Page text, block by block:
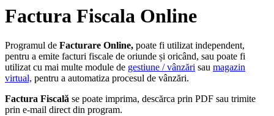
Factura Fiscala Online
Programul de Facturare Online, poate fi utilizat independent,
pentru a emite facturi fiscale de oriunde și oricând, sau poate fi
utilizat cu mai multe module de gestiune / vânzări sau magazin
virtual, pentru a automatiza procesul de vânzări.
Factura Fiscală se poate imprima, descărca prin PDF sau trimite
prin e-mail direct din program.